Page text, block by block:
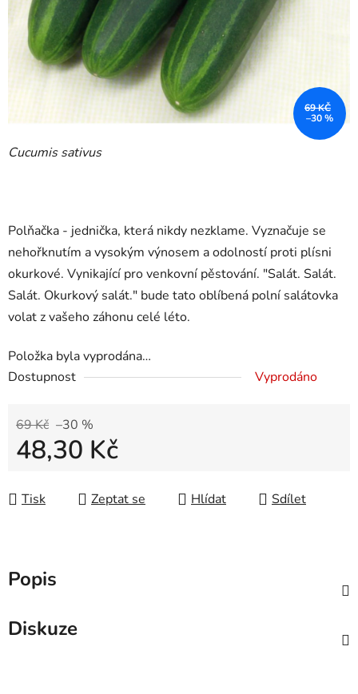
Cucumis sativus
Polňačka - jednička, která nikdy nezklame. Vyznačuje se
nehořknutím a vysokým výnosem a odolností proti plísni
okurkové. Vynikající pro venkovní pěstování. "Salát. Salát.
Salát. Okurkový salát." bude tato oblíbená polní salátovka
volat z vašeho záhonu celé léto.
Položka byla vyprodána…
Dostupnost
Vyprodáno
69 Kč –30 %
48,30 Kč
Tisk
Zeptat se Hlídat Sdílet
69 KČ
–30 %
Popis
Diskuze